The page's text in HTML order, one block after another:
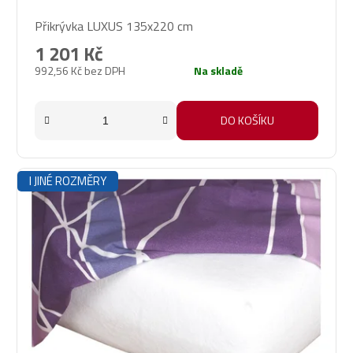
hodnocení
produktu
je
Přikrývka LUXUS 135x220 cm
992,56 Kč bez DPH
1 201 Kč
Na skladě
DO KOŠÍKU
I JINÉ ROZMĚRY